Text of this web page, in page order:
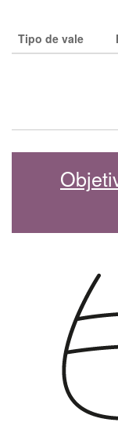
Tipo de vale